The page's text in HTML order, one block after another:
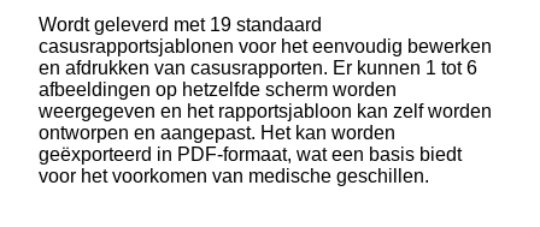
Wordt geleverd met 19 standaard
casusrapportsjablonen voor het eenvoudig bewerken
en afdrukken van casusrapporten. Er kunnen 1 tot 6
afbeeldingen op hetzelfde scherm worden
weergegeven en het rapportsjabloon kan zelf worden
ontworpen en aangepast. Het kan worden
geëxporteerd in PDF-formaat, wat een basis biedt
voor het voorkomen van medische geschillen.